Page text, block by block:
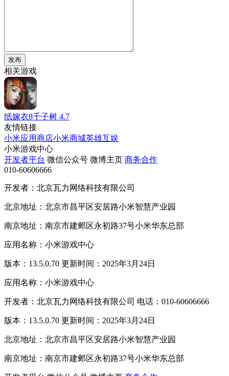
发布
相关游戏
纸嫁衣8千子树 4.7
友情链接
小米应用商店小米商城英雄互娱
小米游戏中心
开发者平台 微信公众号 微博主页 商务合作
010-60606666
开发者：北京瓦力网络科技有限公司
北京地址：北京市昌平区安居路小米智慧产业园
南京地址：南京市建邺区永初路37号小米华东总部
应用名称：小米游戏中心
版本：13.5.0.70 更新时间：2025年3月24日
应用名称：小米游戏中心
开发者：北京瓦力网络科技有限公司 电话：010-60606666
版本：13.5.0.70 更新时间：2025年3月24日
北京地址：北京市昌平区安居路小米智慧产业园
南京地址：南京市建邺区永初路37号小米华东总部